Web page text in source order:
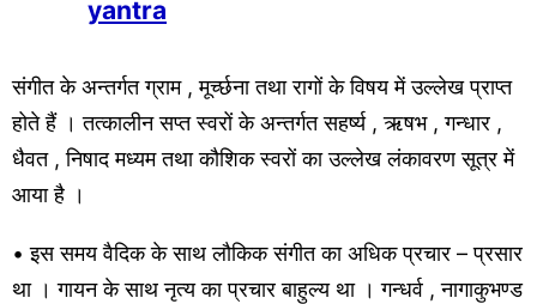
yantra
संगीत के अन्तर्गत ग्राम , मूर्च्छना तथा रागों के विषय में उल्लेख प्राप्त
होते हैं । तत्कालीन सप्त स्वरों के अन्तर्गत सहर्ष्य , ऋषभ , गन्धार ,
धैवत , निषाद मध्यम तथा कौशिक स्वरों का उल्लेख लंकावरण सूत्र में
आया है ।
• इस समय वैदिक के साथ लौकिक संगीत का अधिक प्रचार – प्रसार
था । गायन के साथ नृत्य का प्रचार बाहुल्य था । गन्धर्व , नागाकुभण्ड